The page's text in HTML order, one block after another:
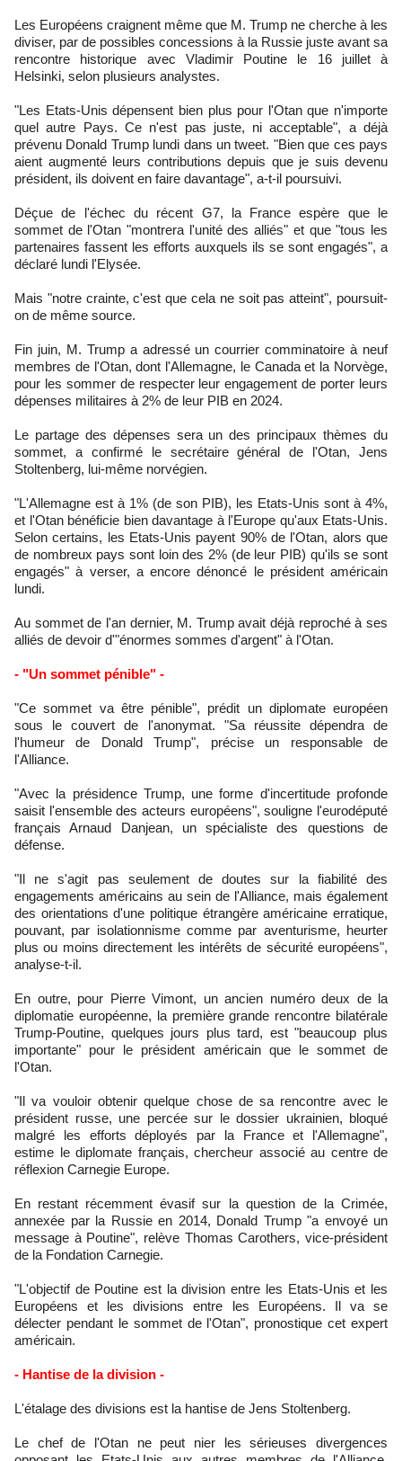
Les Européens craignent même que M. Trump ne cherche à les
diviser, par de possibles concessions à la Russie juste avant sa
rencontre historique avec Vladimir Poutine le 16 juillet à
Helsinki, selon plusieurs analystes.
"Les Etats-Unis dépensent bien plus pour l'Otan que n'importe
quel autre Pays. Ce n'est pas juste, ni acceptable", a déjà
prévenu Donald Trump lundi dans un tweet. "Bien que ces pays
aient augmenté leurs contributions depuis que je suis devenu
président, ils doivent en faire davantage", a-t-il poursuivi.
Déçue de l'échec du récent G7, la France espère que le
sommet de l'Otan "montrera l'unité des alliés" et que "tous les
partenaires fassent les efforts auxquels ils se sont engagés", a
déclaré lundi l'Elysée.
Mais "notre crainte, c'est que cela ne soit pas atteint", poursuit-
on de même source.
Fin juin, M. Trump a adressé un courrier comminatoire à neuf
membres de l'Otan, dont l'Allemagne, le Canada et la Norvège,
pour les sommer de respecter leur engagement de porter leurs
dépenses militaires à 2% de leur PIB en 2024.
Le partage des dépenses sera un des principaux thèmes du
sommet, a confirmé le secrétaire général de l'Otan, Jens
Stoltenberg, lui-même norvégien.
"L'Allemagne est à 1% (de son PIB), les Etats-Unis sont à 4%,
et l'Otan bénéficie bien davantage à l'Europe qu'aux Etats-Unis.
Selon certains, les Etats-Unis payent 90% de l'Otan, alors que
de nombreux pays sont loin des 2% (de leur PIB) qu'ils se sont
engagés" à verser, a encore dénoncé le président américain
lundi.
Au sommet de l'an dernier, M. Trump avait déjà reproché à ses
alliés de devoir d'"énormes sommes d'argent" à l'Otan.
- "Un sommet pénible" -
"Ce sommet va être pénible", prédit un diplomate européen
sous le couvert de l'anonymat. "Sa réussite dépendra de
l'humeur de Donald Trump", précise un responsable de
l'Alliance.
"Avec la présidence Trump, une forme d'incertitude profonde
saisit l'ensemble des acteurs européens", souligne l'eurodéputé
français Arnaud Danjean, un spécialiste des questions de
défense.
"Il ne s'agit pas seulement de doutes sur la fiabilité des
engagements américains au sein de l'Alliance, mais également
des orientations d'une politique étrangère américaine erratique,
pouvant, par isolationnisme comme par aventurisme, heurter
plus ou moins directement les intérêts de sécurité européens",
analyse-t-il.
En outre, pour Pierre Vimont, un ancien numéro deux de la
diplomatie européenne, la première grande rencontre bilatérale
Trump-Poutine, quelques jours plus tard, est "beaucoup plus
importante" pour le président américain que le sommet de
l'Otan.
"Il va vouloir obtenir quelque chose de sa rencontre avec le
président russe, une percée sur le dossier ukrainien, bloqué
malgré les efforts déployés par la France et l'Allemagne",
estime le diplomate français, chercheur associé au centre de
réflexion Carnegie Europe.
En restant récemment évasif sur la question de la Crimée,
annexée par la Russie en 2014, Donald Trump "a envoyé un
message à Poutine", relève Thomas Carothers, vice-président
de la Fondation Carnegie.
"L'objectif de Poutine est la division entre les Etats-Unis et les
Européens et les divisions entre les Européens. Il va se
délecter pendant le sommet de l'Otan", pronostique cet expert
américain.
- Hantise de la division -
L'étalage des divisions est la hantise de Jens Stoltenberg.
Le chef de l'Otan ne peut nier les sérieuses divergences